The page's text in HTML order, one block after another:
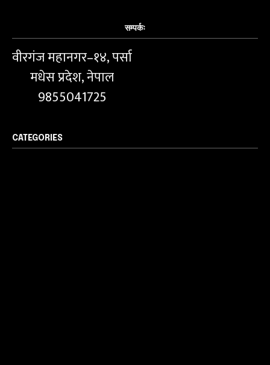
सम्पर्कः
वीरगंज महानगर–१४, पर्सा
मधेस प्रदेश, नेपाल
9855041725
CATEGORIES